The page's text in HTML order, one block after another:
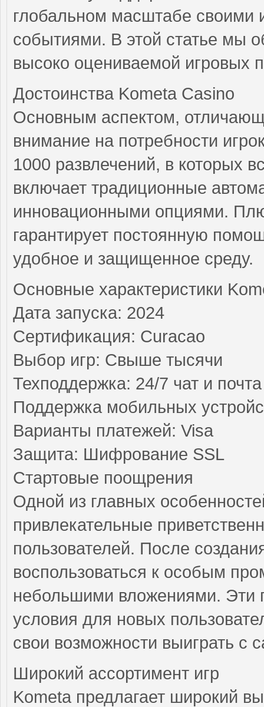
глобальном масштабе своими
событиями. В этой статье мы
высоко оцениваемой игровых
Достоинства Kometa Casino
Основным аспектом,
внимание на потребности
1000 развлечений, в которых
включает традиционные
инновационными опциями.
гарантирует постоянную
удобное и защищенное среду.
Основные характеристики
Дата запуска: 2024
Сертификация: Curacao
Выбор игр: Свыше тысячи
Техподдержка: 24/7 чат и почта
Поддержка мобильных
Варианты платежей: Visa
Защита: Шифрование SSL
Стартовые поощрения
Одной из главных
привлекательные
пользователей. После
воспользоваться к особым
небольшими вложениями. Эти
условия для новых
свои возможности выиграть с
Широкий ассортимент игр
Kometa предлагает широкий